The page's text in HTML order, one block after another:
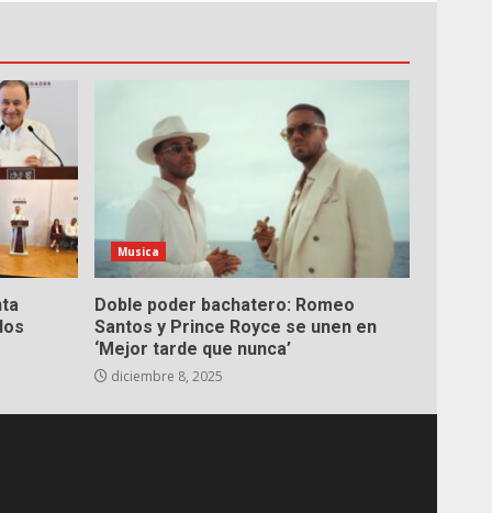
Musica
Doble poder bachatero: Romeo
Santos y Prince Royce se unen en
‘Mejor tarde que nunca’
diciembre 8, 2025